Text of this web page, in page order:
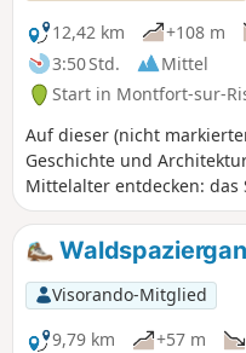
12,42 km
+108 m
3:50 Std.
Mittel
Start in Montfort-sur-
Auf dieser (nicht
Geschichte und
Mittelalter entdecken: das
und ein herrschaftliches
des Weges gibt es
Risle zu entdecken. Die
Durchquerung des
seiner Bäume das Label
hat.
Visorando-Mitglied
9,79 km
+57 m